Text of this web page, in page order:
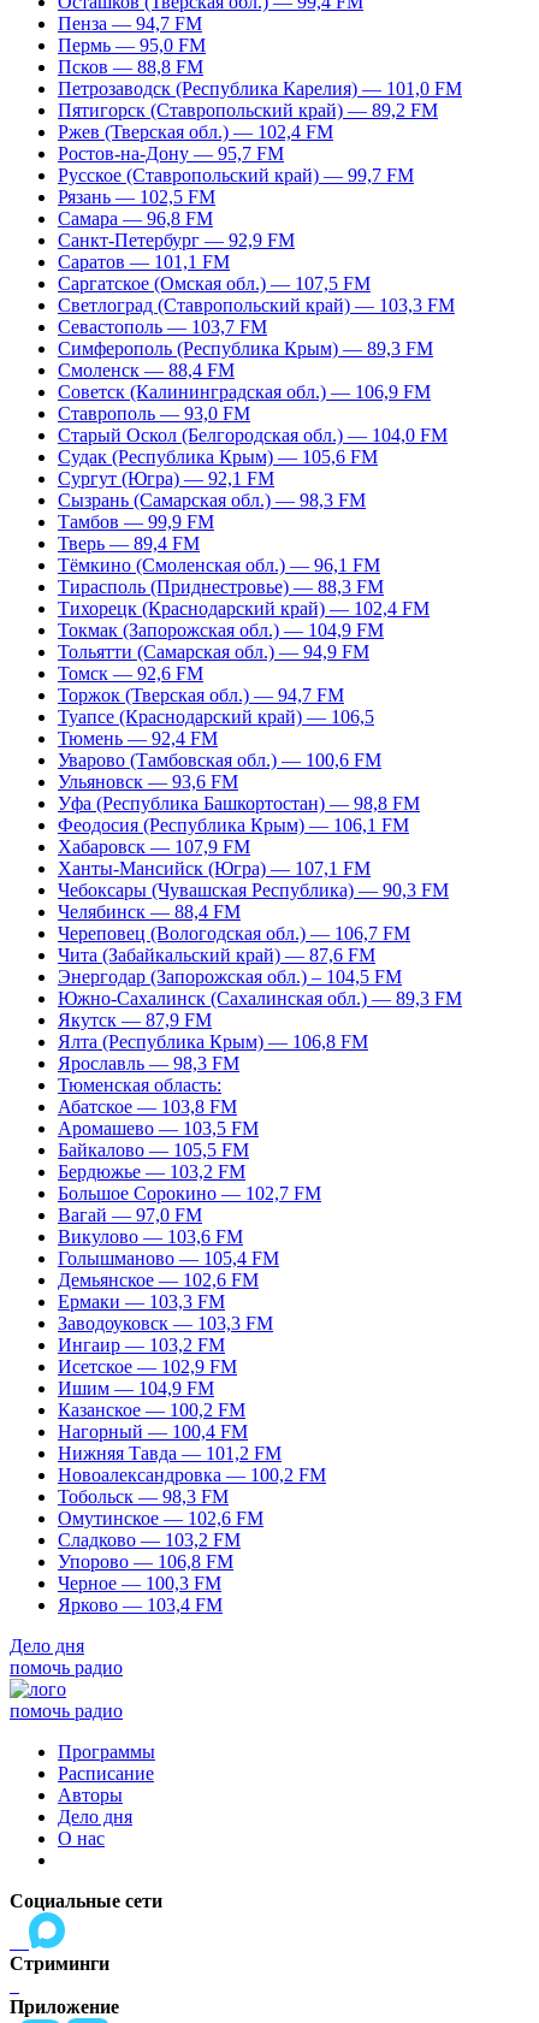
Пенза — 94,7 FM
Пермь — 95,0 FM
Псков — 88,8 FM
Петрозаводск (Республика Карелия) — 101,0 FM
Пятигорск (Ставропольский край) — 89,2 FM
Ржев (Тверская обл.) — 102,4 FM
Ростов-на-Дону — 95,7 FM
Русское (Ставропольский край) — 99,7 FM
Рязань — 102,5 FM
Самара — 96,8 FM
Санкт-Петербург — 92,9 FM
Саратов — 101,1 FM
Саргатское (Омская обл.) — 107,5 FM
Светлоград (Ставропольский край) — 103,3 FM
Севастополь — 103,7 FM
Симферополь (Республика Крым) — 89,3 FM
Смоленск — 88,4 FM
Советск (Калининградская обл.) — 106,9 FM
Ставрополь — 93,0 FM
Старый Оскол (Белгородская обл.) — 104,0 FM
Судак (Республика Крым) — 105,6 FM
Сургут (Югра) — 92,1 FM
Сызрань (Самарская обл.) — 98,3 FM
Тамбов — 99,9 FM
Тверь — 89,4 FM
Тёмкино (Смоленская обл.) — 96,1 FM
Тирасполь (Приднестровье) — 88,3 FM
Тихорецк (Краснодарский край) — 102,4 FM
Токмак (Запорожская обл.) — 104,9 FM
Тольятти (Самарская обл.) — 94,9 FM
Томск — 92,6 FM
Торжок (Тверская обл.) — 94,7 FM
Туапсе (Краснодарский край) — 106,5
Тюмень — 92,4 FM
Уварово (Тамбовская обл.) — 100,6 FM
Ульяновск — 93,6 FM
Уфа (Республика Башкортостан) — 98,8 FM
Феодосия (Республика Крым) — 106,1 FM
Хабаровск — 107,9 FM
Ханты-Мансийск (Югра) — 107,1 FM
Чебоксары (Чувашская Республика) — 90,3 FM
Челябинск — 88,4 FM
Череповец (Вологодская обл.) — 106,7 FM
Чита (Забайкальский край) — 87,6 FM
Энергодар (Запорожская обл.) – 104,5 FM
Южно-Сахалинск (Сахалинская обл.) — 89,3 FM
Якутск — 87,9 FM
Ялта (Республика Крым) — 106,8 FM
Ярославль — 98,3 FM
Тюменская область:
Абатское — 103,8 FM
Аромашево — 103,5 FM
Байкалово — 105,5 FM
Бердюжье — 103,2 FM
Большое Сорокино — 102,7 FM
Вагай — 97,0 FM
Викулово — 103,6 FM
Голышманово — 105,4 FM
Демьянское — 102,6 FM
Ермаки — 103,3 FM
Заводоуковск — 103,3 FM
Ингаир — 103,2 FM
Исетское — 102,9 FM
Ишим — 104,9 FM
Казанское — 100,2 FM
Нагорный — 100,4 FM
Нижняя Тавда — 101,2 FM
Новоалександровка — 100,2 FM
Тобольск — 98,3 FM
Омутинское — 102,6 FM
Сладково — 103,2 FM
Упорово — 106,8 FM
Черное — 100,3 FM
Ярково — 103,4 FM
Дело дня
помочь радио
помочь радио
Программы
Расписание
Авторы
Дело дня
О нас
Социальные сети
Стриминги
Приложение